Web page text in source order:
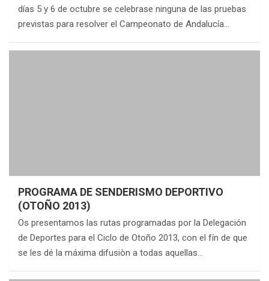
días 5 y 6 de octubre se celebrase ninguna de las pruebas
previstas para resolver el Campeonato de Andalucía…
PROGRAMA DE SENDERISMO DEPORTIVO
(OTOÑO 2013)
Os presentamos las rutas programadas por la Delegación
de Deportes para el Ciclo de Otoño 2013, con el fín de que
se les dé la máxima difusiòn a todas aquellas…